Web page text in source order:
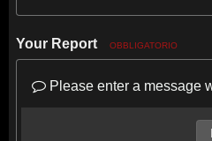
Your Report OBBLIGATORIO
Please enter a message